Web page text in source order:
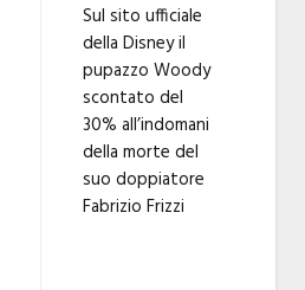
Sul sito ufficiale
della Disney il
pupazzo Woody
scontato del
30% all’indomani
della morte del
suo doppiatore
Fabrizio Frizzi